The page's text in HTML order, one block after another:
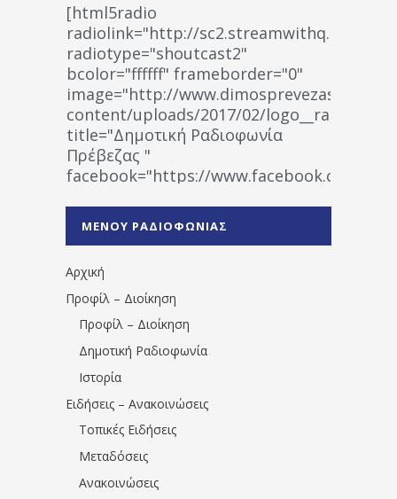
[html5radio
radiolink="http://
radiotype="shoutcast2"
bcolor="ffffff" frameborder="0"
image="http://www.dimosprevezas.gr/wp-
content/uploads/2017/02/
title="Δημοτική Ραδιοφωνία
Πρέβεζας "
facebook="https://www.facebook.com/
1531194763766854/" artist="" ]
ΜΕΝΟΥ ΡΑΔΙΟΦΩΝΙΑΣ
Αρχική
Προφίλ – Διοίκηση
Προφίλ – Διοίκηση
Δημοτική Ραδιοφωνία
Ιστορία
Ειδήσεις – Ανακοινώσεις
Τοπικές Ειδήσεις
Μεταδόσεις
Ανακοινώσεις